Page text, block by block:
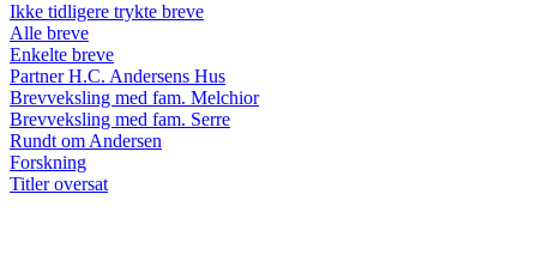
Ikke tidligere trykte breve
Alle breve
Enkelte breve
Partner H.C. Andersens Hus
Brevveksling med fam. Melchior
Brevveksling med fam. Serre
Rundt om Andersen
Forskning
Titler oversat